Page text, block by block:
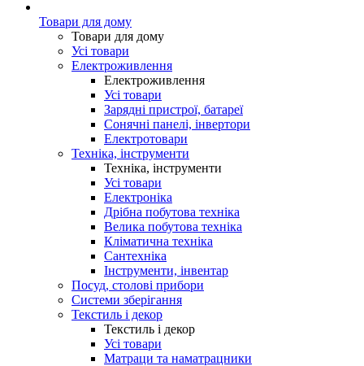
Товари для дому
Товари для дому
Усі товари
Електроживлення
Електроживлення
Усі товари
Зарядні пристрої, батареї
Сонячні панелі, інвертори
Електротовари
Техніка, інструменти
Техніка, інструменти
Усі товари
Електроніка
Дрібна побутова техніка
Велика побутова техніка
Кліматична техніка
Сантехніка
Інструменти, інвентар
Посуд, столові прибори
Системи зберігання
Текстиль і декор
Текстиль і декор
Усі товари
Матраци та наматрацники